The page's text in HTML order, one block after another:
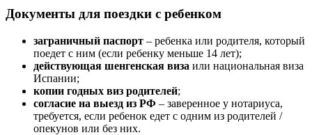
Документы для поездки с ребенком
заграничный паспорт – ребенка или родителя, который
поедет с ним (если ребенку меньше 14 лет);
действующая шенгенская виза или национальная виза
Испании;
копии годных виз родителей;
согласие на выезд из РФ – заверенное у нотариуса,
требуется, если ребенок едет с одним из родителей /
опекунов или без них.